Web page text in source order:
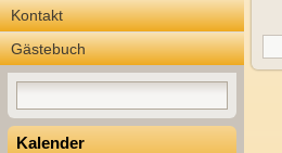
Kontakt
Gästebuch
Kalender